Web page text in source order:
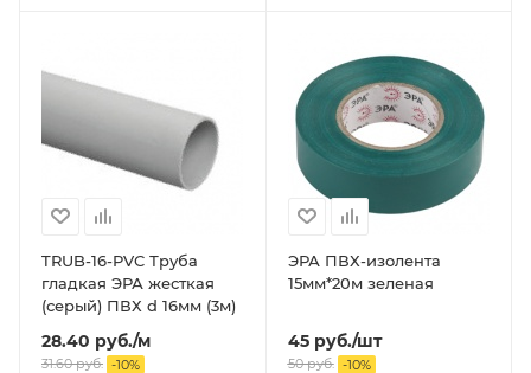
TRUB-16-PVC Труба
гладкая ЭРА жесткая
(серый) ПВХ d 16мм (3м)
28.40 руб./м
31.60руб. -10%
ЭРА ПВХ-изолента
15мм*20м зеленая
45руб./шт
50руб. -10%